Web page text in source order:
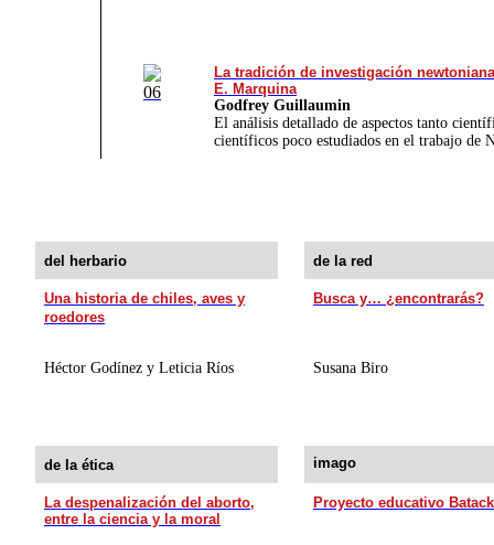
La tradición de investigación
E. Marquina
Godfrey Guillaumin
El análisis detallado de aspectos tanto
científicos poco estudiados en el trabajo de
del herbario de la red
Una historia de chiles, aves y
roedores
Busca y… ¿encontrarás?
Héctor Godínez y Leticia Ríos Susana Biro
de la ética imago
La despenalización del aborto,
entre la ciencia y la moral
Proyecto educativo Batack